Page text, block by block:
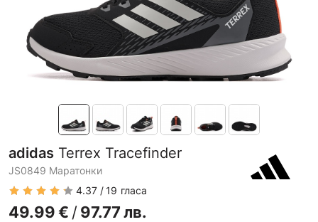
adidas Terrex Tracefinder
JS0849 Маратонки
4.37
19 гласа
49.99€ /97.77лв.